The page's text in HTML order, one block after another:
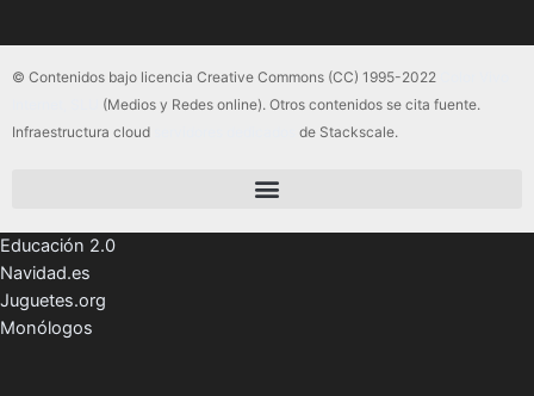
© Contenidos bajo licencia Creative Commons (CC) 1995-2022
(Medios y Redes online). Otros contenidos se cita fuente.
Infraestructura cloud
de Stackscale.
Educación 2.0
Navidad.es
Juguetes.org
Monólogos